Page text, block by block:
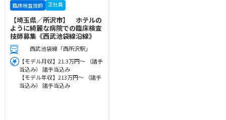
臨床検査技師 正社員
【埼玉県／所沢市】 ホテルの
ように綺麗な病院での臨床検査
技師募集《西武池袋線沿線》
西武池袋線「西所沢駅」
【モデル月収】21.3万円～ （諸手
当込み） 諸手当込み
【モデル年収】213万円～ （諸手
当込み） 諸手当込み